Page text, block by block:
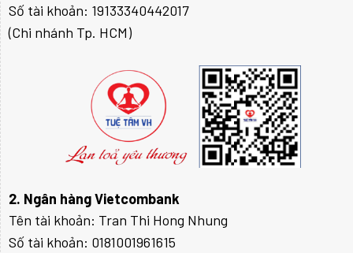
Số tài khoản: 19133340442017
(Chi nhánh Tp. HCM)
2. Ngân hàng Vietcombank
Tên tài khoản: Tran Thi Hong Nhung
Số tài khoản: 0181001961615